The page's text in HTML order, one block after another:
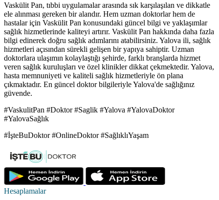
Vaskülit Pan, tıbbi uygulamalar arasında sık karşılaşılan ve dikkatle
ele alınması gereken bir alandır. Hem uzman doktorlar hem de
hastalar için Vaskülit Pan konusundaki güncel bilgi ve yaklaşımlar
sağlık hizmetlerinde kaliteyi artırır. Vaskülit Pan hakkında daha fazla
bilgi edinerek doğru sağlık adımlarını atabilirsiniz. Yalova ili, sağlık
hizmetleri açısından sürekli gelişen bir yapıya sahiptir. Uzman
doktorlara ulaşımın kolaylaştığı şehirde, farklı branşlarda hizmet
veren sağlık kuruluşları ve özel klinikler dikkat çekmektedir. Yalova,
hasta memnuniyeti ve kaliteli sağlık hizmetleriyle ön plana
çıkmaktadır. En güncel doktor bilgileriyle Yalova'de sağlığınız
güvende.
#VaskulitPan #Doktor #Saglik #Yalova #YalovaDoktor
#YalovaSağlık
#İşteBuDoktor #OnlineDoktor #SağlıklıYaşam
Hesaplamalar